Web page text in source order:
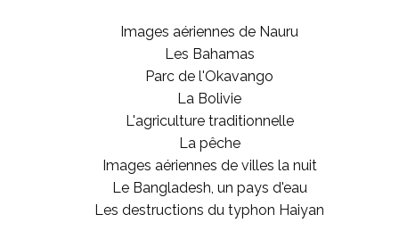
Images aériennes de Nauru
Les Bahamas
Parc de l'Okavango
La Bolivie
L'agriculture traditionnelle
La pêche
Images aériennes de villes la nuit
Le Bangladesh, un pays d'eau
Les destructions du typhon Haiyan